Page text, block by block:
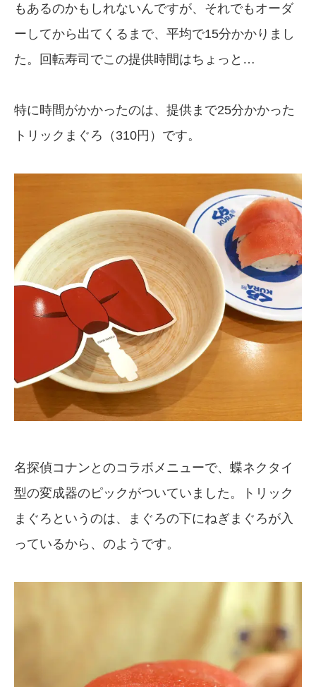
もあるのかもしれないんですが、それでもオーダ
ーしてから出てくるまで、平均で15分かかりまし
た。回転寿司でこの提供時間はちょっと…
特に時間がかかったのは、提供まで25分かかった
トリックまぐろ（310円）です。
名探偵コナンとのコラボメニューで、蝶ネクタイ
型の変成器のピックがついていました。トリック
まぐろというのは、まぐろの下にねぎまぐろが入
っているから、のようです。